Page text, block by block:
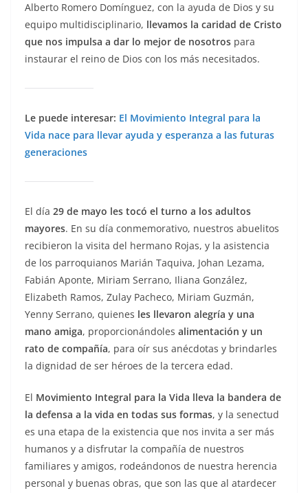
Alberto Romero Domínguez, con la ayuda de Dios y su
equipo multidisciplinario, llevamos la caridad de Cristo
que nos impulsa a dar lo mejor de nosotros para
instaurar el reino de Dios con los más necesitados.
Le puede interesar: El Movimiento Integral para la
Vida nace para llevar ayuda y esperanza a las futuras
generaciones
El día 29 de mayo les tocó el turno a los adultos
mayores. En su día conmemorativo, nuestros abuelitos
recibieron la visita del hermano Rojas, y la asistencia
de los parroquianos Marián Taquiva, Johan Lezama,
Fabián Aponte, Miriam Serrano, Iliana González,
Elizabeth Ramos, Zulay Pacheco, Miriam Guzmán,
Yenny Serrano, quienes les llevaron alegría y una
mano amiga, proporcionándoles alimentación y un
rato de compañía, para oír sus anécdotas y brindarles
la dignidad de ser héroes de la tercera edad.
El Movimiento Integral para la Vida lleva la bandera de
la defensa a la vida en todas sus formas, y la senectud
es una etapa de la existencia que nos invita a ser más
humanos y a disfrutar la compañía de nuestros
familiares y amigos, rodeándonos de nuestra herencia
personal y buenas obras, que son las que al atardecer